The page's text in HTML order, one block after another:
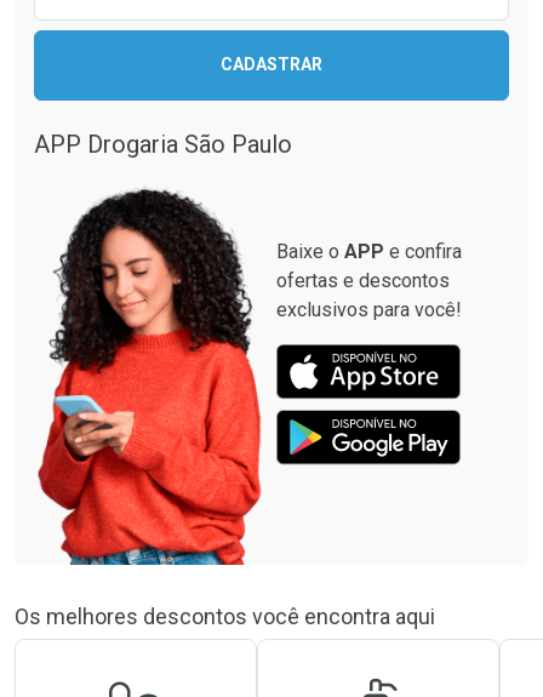
CADASTRAR
APP Drogaria São Paulo
Baixe o APP e confira
ofertas e descontos
exclusivos para você!
Os melhores descontos você encontra aqui